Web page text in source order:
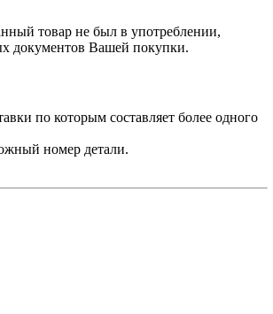
товар не был в употреблении,
документов Вашей покупки.
по которым составляет более одного
номер детали.